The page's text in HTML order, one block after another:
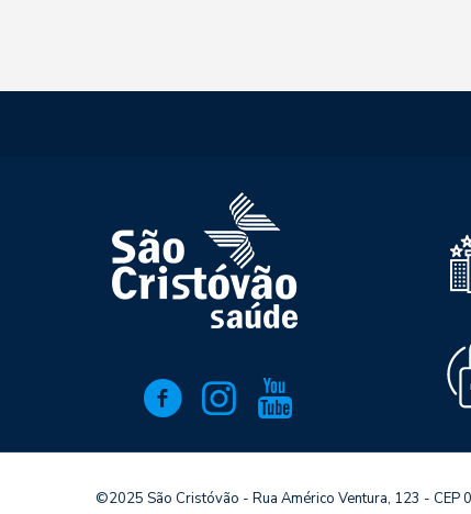
©2025 São Cristóvão - Rua Américo Ventura, 123 -